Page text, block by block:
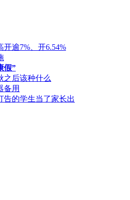
逾7%、开6.54%
假”
之后该种什么
备用
告的学生当了家长出